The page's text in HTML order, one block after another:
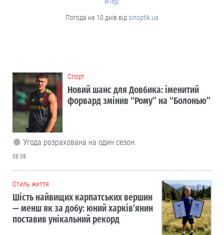
Погода на 10 днів від sinoptik.ua
Cпорт
Новий шанс для Довбика: іменитий
форвард змінив “Рому” на “Болонью”
Угода розрахована на один сезон.
08.08
Cтиль життя
Шість найвищих карпатських вершин
— менш як за добу: юний харків’янин
поставив унікальний рекорд